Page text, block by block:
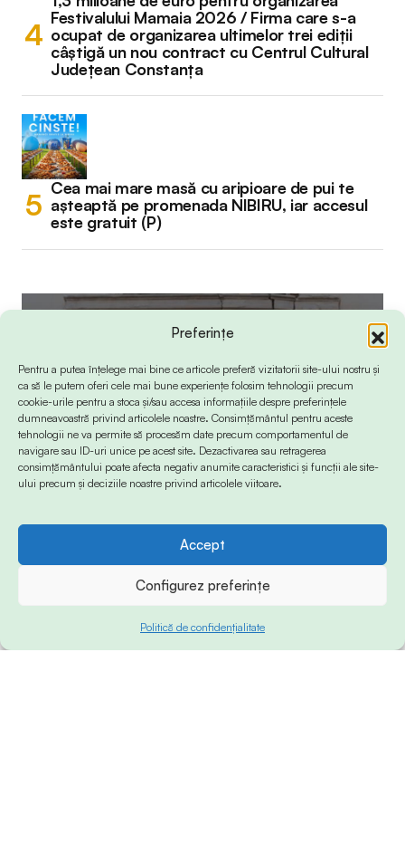
Preferințe
Pentru a putea înțelege mai bine ce articole preferă vizitatorii site-ului nostru și
ca să le putem oferi cele mai bune experiențe folosim tehnologii precum
cookie-urile pentru a stoca și/sau accesa informațiile despre preferințele
dumneavoastră privind articolele noastre. Consimțământul pentru aceste
tehnologii ne va permite să procesăm date precum comportamentul de
navigare sau ID-uri unice pe acest site. Dezactivarea sau retragerea
consimțământului poate afecta negativ anumite caracteristici și funcții ale site-
ului precum și deciziile noastre privind articolele viitoare.
Accept
Configurez preferințe
Politică de confidențialitate
Festivalului Mamaia 2026 / Firma care s-a
ocupat de organizarea ultimelor trei ediții
câștigă un nou contract cu Centrul Cultural
Județean Constanța
Cea mai mare masă cu aripioare de pui te
așteaptă pe promenada NIBIRU, iar accesul
este gratuit (P)